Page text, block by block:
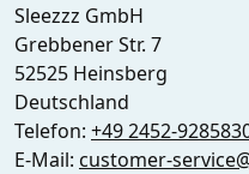
Sleezzz GmbH
Grebbener Str. 7
52525 Heinsberg
Deutschland
Telefon: +49 2452-
E-Mail: customer-